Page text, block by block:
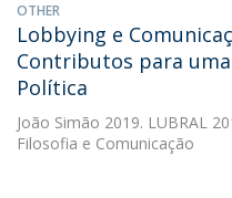
OTHER
Lobbying e
Contributos para
Política
João Simão 2019. LUBRAL
Filosofia e Comunicação